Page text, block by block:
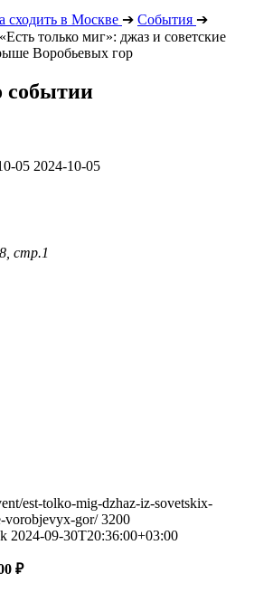
в Москве ➔ События ➔
«Есть только миг»: джаз и советские
Воробьевых гор
05 2024-10-05
стр.1
est-tolko-mig-dzhaz-iz-sovetskix-
vorobjevyx-gor/ 3200
2024-09-30T20:36:00+03:00
₽